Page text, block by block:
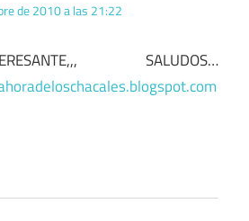
de 2010 a las 21:22
SALUDOS…